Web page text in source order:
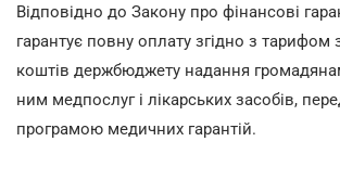
Відповідно до Закону про фінансові
гарантує повну оплату згідно з тарифом
коштів держбюджету надання
ним медпослуг і лікарських засобів,
програмою медичних гарантій.